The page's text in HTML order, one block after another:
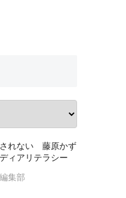
れない 藤原かず
ィアリテラシー
集部